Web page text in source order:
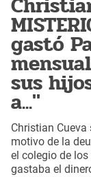
gastó
sus
a..."
Christian Cueva
motivo de la
el colegio de
gastaba el